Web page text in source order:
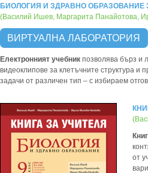
БИОЛОГИЯ И ЗДРАВНО ОБРАЗОВАНИЕ
(Василий Ишев, Маргарита Панайотова,
ВИРТУАЛНА ЛАБОРАТОРИЯ
Електронният учебник позволява бърз и
видеоклипове за клетъчните структура
задачи от различен тип – с избираем
от